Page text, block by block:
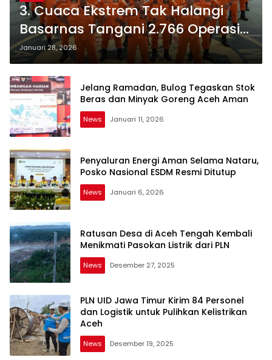
3. Cuaca Ekstrem Tak Halangi
Basarnas Tangani 2.766 Operasi
SAR Selama 2025
Januari 28, 2026
Jelang Ramadan, Bulog Tegaskan Stok
Beras dan Minyak Goreng Aceh Aman
News Januari 11, 2026
Penyaluran Energi Aman Selama Nataru,
Posko Nasional ESDM Resmi Ditutup
News Januari 6, 2026
Ratusan Desa di Aceh Tengah Kembali
Menikmati Pasokan Listrik dari PLN
News Desember 27, 2025
PLN UID Jawa Timur Kirim 84 Personel
dan Logistik untuk Pulihkan Kelistrikan
Aceh
News Desember 19, 2025